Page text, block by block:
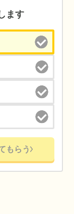
ます
もらう